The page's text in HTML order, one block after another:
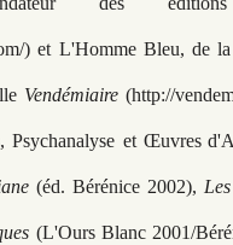
) et L'Homme Bleu, de
Vendémiaire (http://
Psychanalyse et Œuvres
(éd. Bérénice 2002),
(L'Ours Blanc 2001/